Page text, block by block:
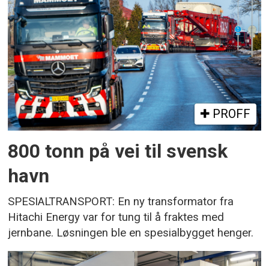
PROFF
800 tonn på vei til svensk
havn
SPESIALTRANSPORT: En ny transformator fra
Hitachi Energy var for tung til å fraktes med
jernbane. Løsningen ble en spesialbygget henger.